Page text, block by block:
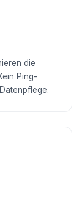
die
Ping-